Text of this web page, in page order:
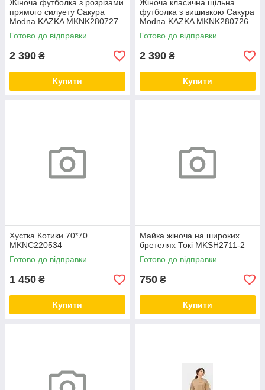
Жіноча футболка з розрізами
прямого силуету Сакура
Modna KAZKA MKNK280727
Готово до відправки
2 390 ₴
Купити
Жіноча класична щільна
футболка з вишивкою Сакура
Modna KAZKA MKNK280726
Готово до відправки
2 390 ₴
Купити
Хустка Котики 70*70
MKNC220534
Готово до відправки
1 450 ₴
Купити
Майка жіноча на широких
бретелях Токі MKSH2711-2
Готово до відправки
750 ₴
Купити